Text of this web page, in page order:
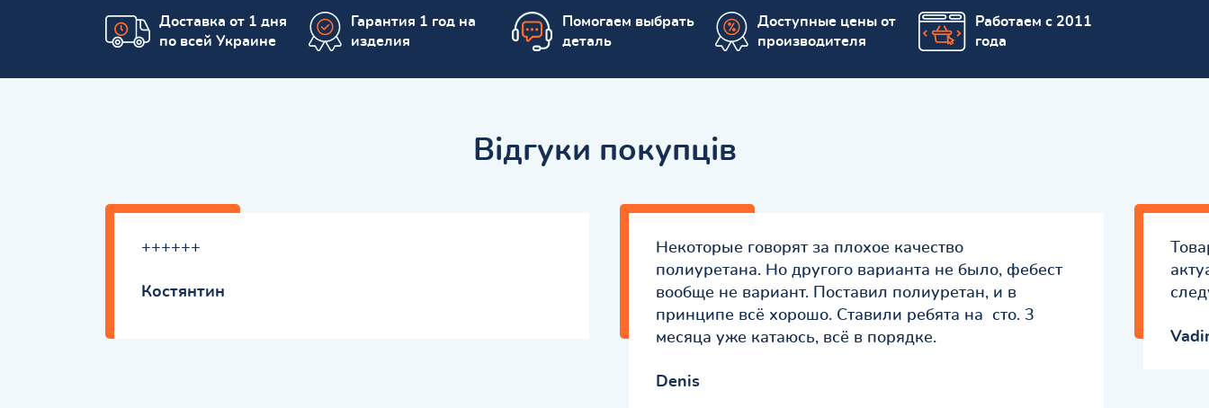
Доставка от 1 дня
по всей Украине
Гарантия 1 год на
изделия
Помогаем выбрать
деталь
Доступные цены от
производителя
Работаем с 2011
года
Відгуки покупців
++++++
Костянтин
Некоторые говорят за плохое качество
полиуретана. Но другого варианта не было, фебест
вообще не вариант. Поставил полиуретан, и в
принципе всё хорошо. Ставили ребята на сто. 3
месяца уже катаюсь, всё в порядке.
Denis